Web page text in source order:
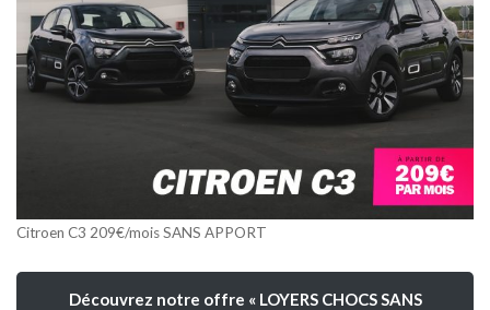
Citroen C3 209€/mois SANS APPORT
Découvrez notre offre « LOYERS CHOCS SANS